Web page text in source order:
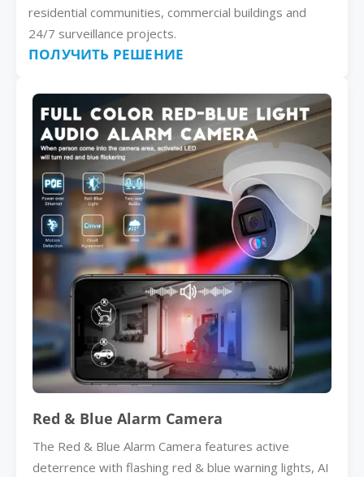
residential communities, commercial buildings and
24/7 surveillance projects.
ПОЛУЧИТЬ РЕШЕНИЕ
Red & Blue Alarm Camera
The Red & Blue Alarm Camera features active
deterrence with flashing red & blue warning lights, AI